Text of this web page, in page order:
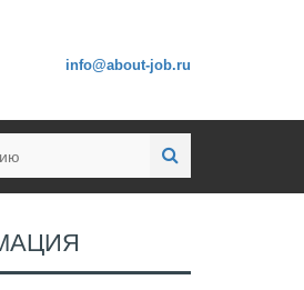
info@about-job.ru